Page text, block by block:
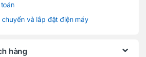
và lắp đặt điện máy
hàng